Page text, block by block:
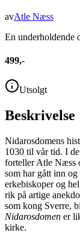
avAtle Næss
En underholdende
499,-
Utsolgt
Beskrivelse
Nidarosdomens
1030 til vår tid. I
forteller Atle Næss
som har gått inn
erkebiskoper og
rik på artige
som kong Sverre,
Nidarosdomen er
kirke.